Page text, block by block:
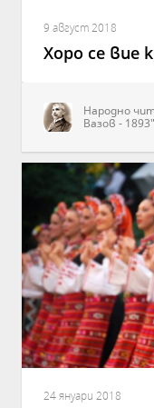
9 август 2018
Хоро се вие
Народно
Вазов - 1893"
24 януари 2018